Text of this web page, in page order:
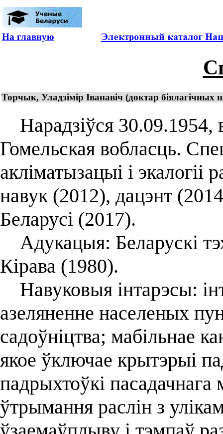
На главную
Торчык, Уладзімір Іванавіч (доктар біялагічных
Нарадзіўся 30.09.1954,
Гомельская вобласць.
акліматызацыі і экалогіі
навук (2012), дацэнт
Беларусі (2017).
Адукацыя: Беларускі
Кірава (1980).
Навуковыя інтарэсы:
азеляненне населеных
садоўніцтва; мабільнае
якое ўключае крытэрыі
падрыхтоўкі пасадачнага
ўтрымання раслін з